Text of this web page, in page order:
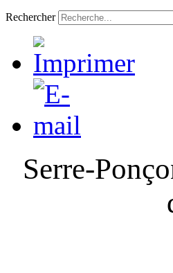
Rechercher
Serre-